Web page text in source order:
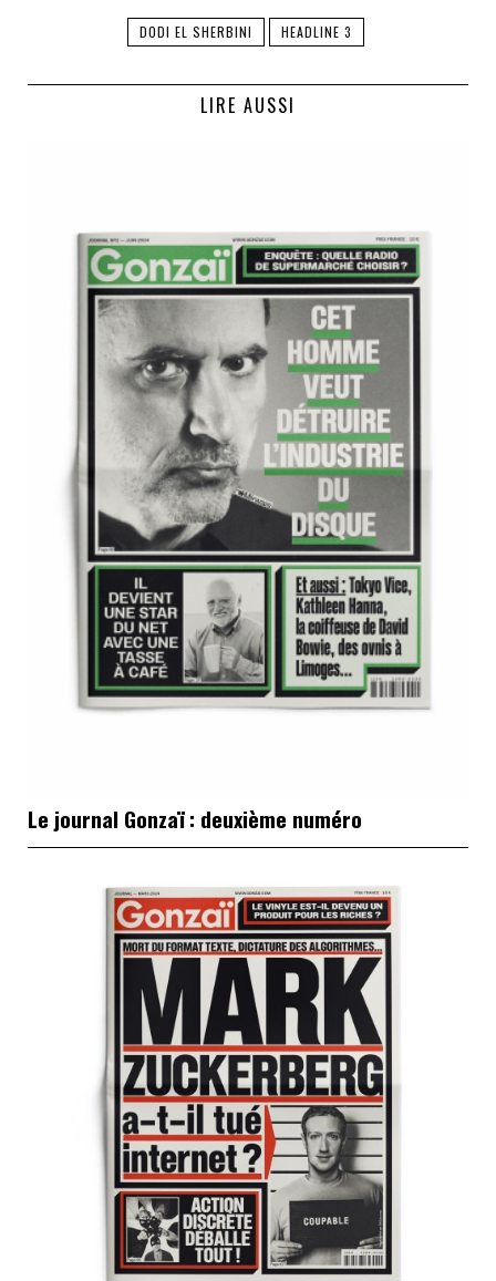
DODI EL SHERBINI HEADLINE 3
LIRE AUSSI
Le journal Gonzaï : deuxième numéro